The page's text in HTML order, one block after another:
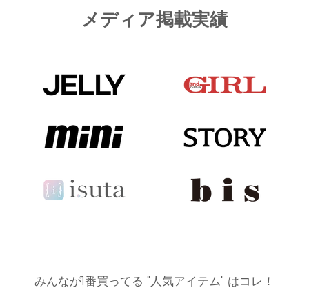
メディア掲載実績
みんなが1番買ってる "人気アイテム" はコレ！